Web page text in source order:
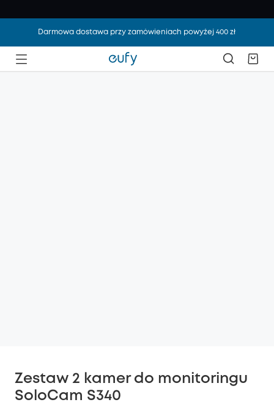
Darmowa dostawa przy zamówieniach powyżej 400 zł
Zestaw 2 kamer do monitoringu
SoloCam S340